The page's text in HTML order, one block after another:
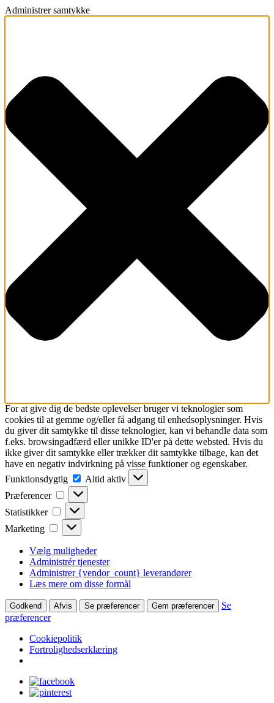
Administrer samtykke
For at give dig de bedste oplevelser bruger vi teknologier som
cookies til at gemme og/eller få adgang til enhedsoplysninger. Hvis
du giver dit samtykke til disse teknologier, kan vi behandle data som
f.eks. browsingadfærd eller unikke ID'er på dette websted. Hvis du
ikke giver dit samtykke eller trækker dit samtykke tilbage, kan det
have en negativ indvirkning på visse funktioner og egenskaber.
Funktionsdygtig
Funktionsdygtig
Altid aktiv
Præferencer
Præferencer
Statistikker Statistikker
Marketing Marketing
Vælg muligheder
Administrér tjenester
Administrer {vendor_count} leverandører
Læs mere om disse formål
Godkend Afvis Se præferencer Gem præferencer
Se
præferencer
Cookiepolitik
Fortrolighedserklæring